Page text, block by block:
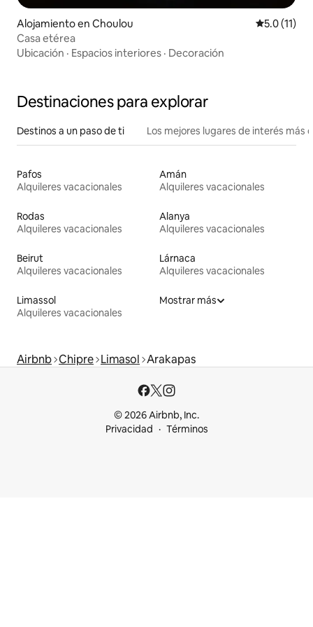
Alojamiento en Choulou Calificación
5.0 (11)
Casa etérea
Ubicación · Espacios interiores · Decoración
Destinaciones para explorar
Destinos a un paso de ti Los mejores lugares de interés más
Pafos
Alquileres vacacionales
Amán
Alquileres vacacionales
Rodas
Alquileres vacacionales
Alanya
Alquileres vacacionales
Beirut
Alquileres vacacionales
Lárnaca
Alquileres vacacionales
Limassol
Alquileres vacacionales
Mostrar más
Airbnb Chipre Limasol Arakapas
© 2026 Airbnb, Inc.
Privacidad
Términos